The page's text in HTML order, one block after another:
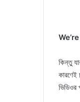
কিন্তু
কারণেই
ভিডিওর